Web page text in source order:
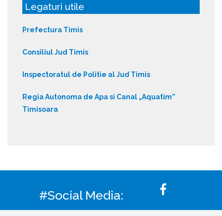
Legaturi utile
Prefectura Timis
Consiliul Jud Timis
Inspectoratul de Politie al Jud Timis
Regia Autonoma de Apa si Canal „Aquatim”
Timisoara
#Social Media: